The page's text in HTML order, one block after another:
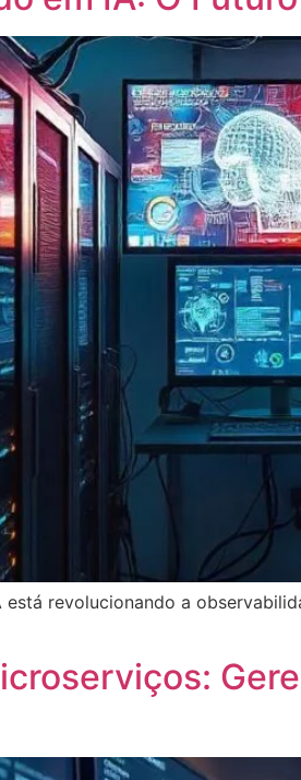
revolucionando a